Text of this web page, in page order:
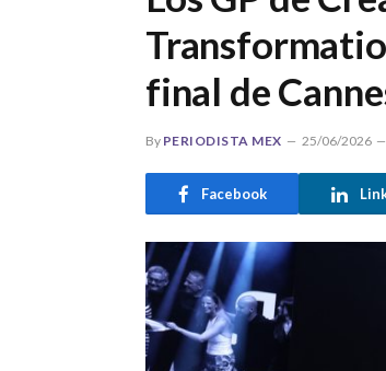
final de
By PERIODISTA MEX 25/06/2026
Facebook